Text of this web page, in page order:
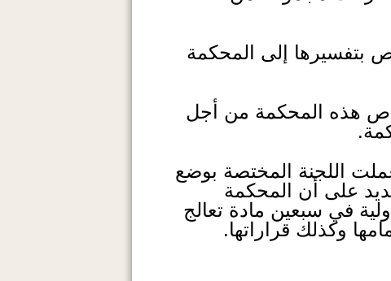
بتفسيرها إلى المحكمة
هذه المحكمة من أجل
اللجنة المختصة بوضع
على أن المحكمة
في سبعين مادة تعالج
وكذلك قراراتها.